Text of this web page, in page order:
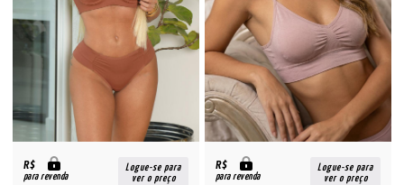
R$
para revenda
Logue-se para
ver o preço
R$
para revenda
Logue-se para
ver o preço